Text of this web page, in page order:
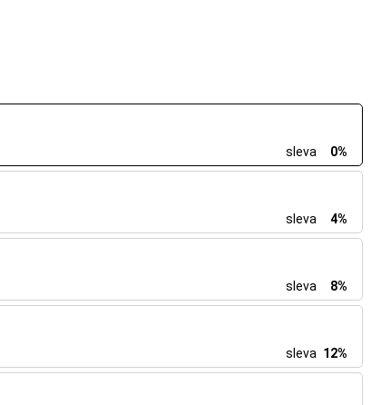
sleva
0%
sleva
4%
sleva
8%
sleva 12%